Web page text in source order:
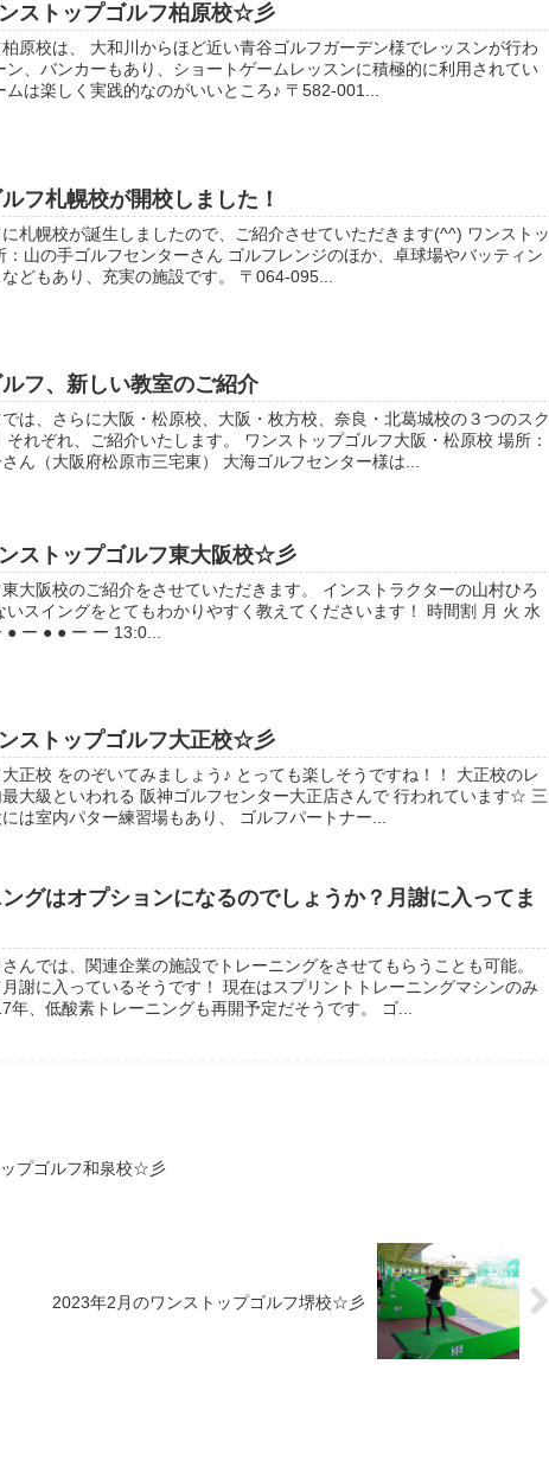
ストップゴルフ柏原校☆彡
原校は、 大和川からほど近い青谷ゴルフガーデン様でレッスンが行わ
ン、バンカーもあり、ショートゲームレッスンに積極的に利用されてい
ムは楽しく実践的なのがいいところ♪ 〒582-001...
フ札幌校が開校しました！
札幌校が誕生しましたので、ご紹介させていただきます(^^) ワンストッ
：山の手ゴルフセンターさん ゴルフレンジのほか、卓球場やバッティン
どもあり、充実の施設です。 〒064-095...
フ、新しい教室のご紹介
は、さらに大阪・松原校、大阪・枚方校、奈良・北葛城校の３つのスク
それぞれ、ご紹介いたします。 ワンストップゴルフ大阪・松原校 場所：
ん（大阪府松原市三宅東） 大海ゴルフセンター様は...
ストップゴルフ東大阪校☆彡
大阪校のご紹介をさせていただきます。 インストラクターの山村ひろ
いスイングをとてもわかりやすく教えてくださいます！ 時間割 月 火 水
ー ● ● ー ー 13:0...
ストップゴルフ大正校☆彡
正校 をのぞいてみましょう♪ とっても楽しそうですね！！ 大正校のレ
大級といわれる 阪神ゴルフセンター大正店さんで 行われています☆ 三
は室内パター練習場もあり、 ゴルフパートナー...
グはオプションになるのでしょうか？月謝に入ってま
んでは、関連企業の施設でトレーニングをさせてもらうことも可能。
謝に入っているそうです！ 現在はスプリントトレーニングマシンのみ
年、低酸素トレーニングも再開予定だそうです。 ゴ...
プゴルフ和泉校☆彡
2023年2月のワンストップゴルフ堺校☆彡